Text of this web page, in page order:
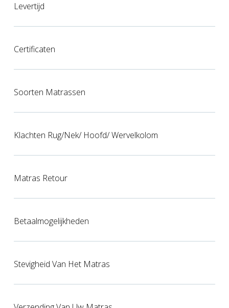
Levertijd
Certificaten
Soorten Matrassen
Klachten Rug/nek/ Hoofd/ Wervelkolom
Matras Retour
Betaalmogelijkheden
Stevigheid Van Het Matras